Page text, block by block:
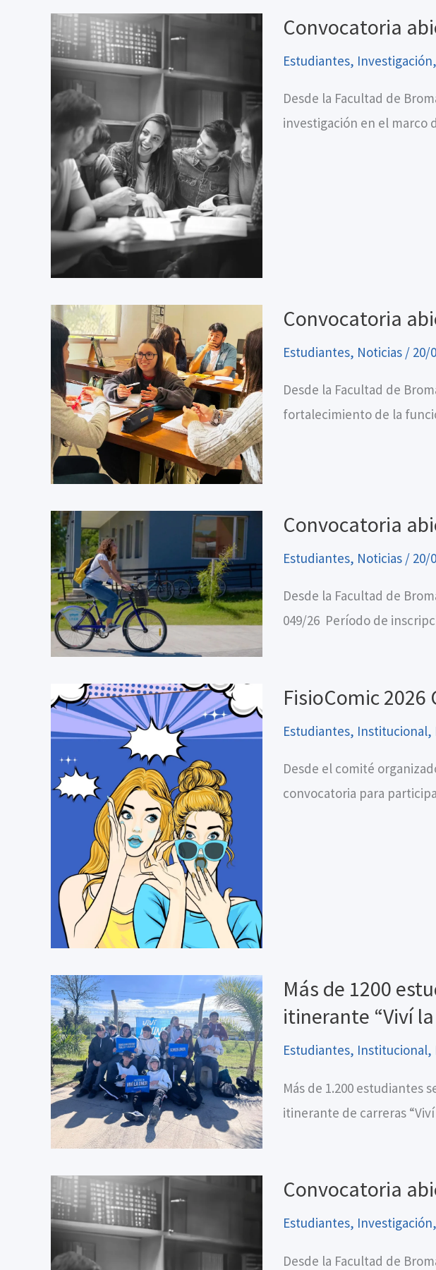
Convocatoria
Estudiantes, Investigación,
Desde la Facultad de
investigación en el marco
Convocatoria
Estudiantes, Noticias/ 20/
Desde la Facultad de
fortalecimiento de la
Convocatoria
Estudiantes, Noticias/ 20/
Desde la Facultad de
049/26 Período de
FisioComic
Estudiantes, Institucional,
Desde el comité
convocatoria para
Más de 1200
itinerante “Viví
Estudiantes, Institucional,
Más de 1.200 estudiantes
itinerante de carreras
Convocatoria
Estudiantes, Investigación,
Desde la Facultad de